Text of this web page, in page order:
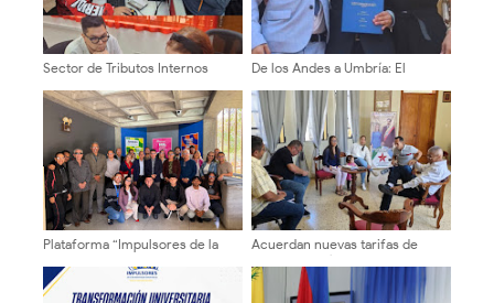
Sector de Tributos Internos
presencial y promueve la
cultura tributaria en la entidad
De los Andes a Umbría: El
en Italia descifrando el origen
de la arepa andina
Plataforma “Impulsores de la
recorre facultades y escuelas
de la ULA
Acuerdan nuevas tarifas de
transporte público a partir del 1°
de agosto, 200Bs Urbano, 230Bs
intermedio y 260Bs largo